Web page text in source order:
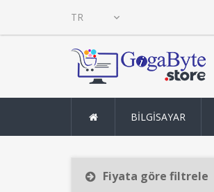
BİLGİSAYAR
Fiyata göre filtrele